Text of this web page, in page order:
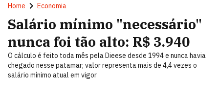
Home Economia
Salário mínimo "necessário"
nunca foi tão alto: R$ 3.940
O cálculo é feito toda mês pela Dieese desde 1994 e nunca havia
chegado nesse patamar; valor representa mais de 4,4 vezes o
salário mínimo atual em vigor